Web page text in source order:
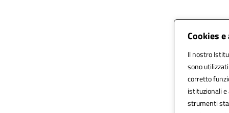
Cookies
Il nostro
sono
corretto
istituzionali
strumenti